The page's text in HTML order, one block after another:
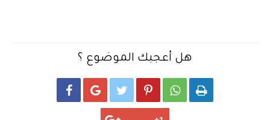
هل أعجبك الموضوع ؟
     